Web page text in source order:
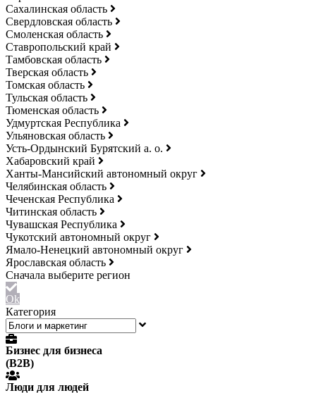
Сахалинская область
Свердловская область
Смоленская область
Ставропольский край
Тамбовская область
Тверская область
Томская область
Тульская область
Тюменская область
Удмуртская Республика
Ульяновская область
Усть-Ордынский Бурятский а. о.
Хабаровский край
Ханты-Мансийский автономный округ
Челябинская область
Чеченская Республика
Читинская область
Чувашская Республика
Чукотский автономный округ
Ямало-Ненецкий автономный округ
Ярославская область
Ok
Категория
Бизнес для бизнеса
(B2B)
Люди для людей